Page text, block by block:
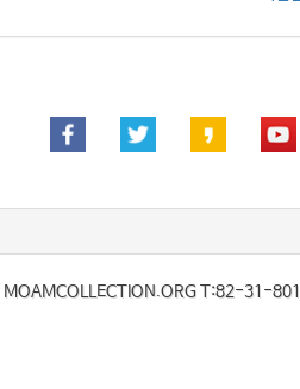
| MOAMCOLLECTION.ORG T:82-31-